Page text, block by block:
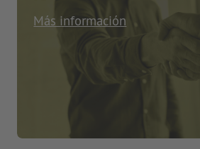
Más información